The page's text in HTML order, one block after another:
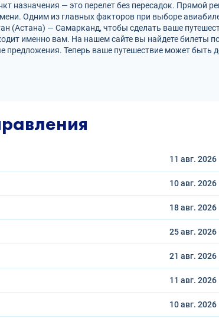
назначения — это перелет без пересадок. Прямой
Одним из главных факторов при выборе
(Астана) — Самарканд, чтобы сделать ваше
именно вам. На нашем сайте вы найдете
предложения. Теперь ваше путешествие может быть
11 авг. 2026
10 авг. 2026
18 авг. 2026
25 авг. 2026
21 авг. 2026
11 авг. 2026
10 авг. 2026